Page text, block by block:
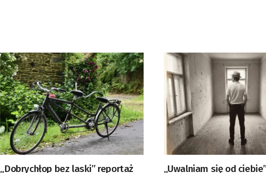
„Dobrychłop bez laski” reportaż
„Uwalniam się od